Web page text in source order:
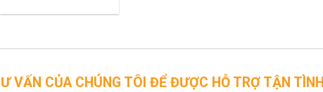
TÔI ĐỂ ĐƯỢC HỖ TRỢ TẬN TÌNH